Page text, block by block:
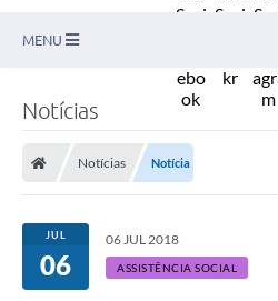
MENU
Transparência
Editais
Notícias
Notícias Notícia
JUL
06
06 JUL 2018
ASSISTÊNCIA SOCIAL